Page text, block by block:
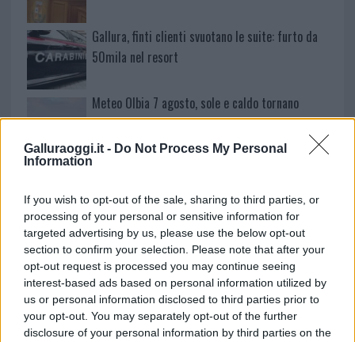
Galluraoggi.it - Do Not Process My Personal
Information
If you wish to opt-out of the sale, sharing to third parties, or
processing of your personal or sensitive information for
targeted advertising by us, please use the below opt-out
section to confirm your selection. Please note that after your
opt-out request is processed you may continue seeing
interest-based ads based on personal information utilized by
us or personal information disclosed to third parties prior to
your opt-out. You may separately opt-out of the further
disclosure of your personal information by third parties on the
Gallura, finti clienti svuotano le suite: furto da
50mila nel resort
Meteo Olbia 7 agosto, sole e caldo tornano
protagonisti
Test tunnel Olbia: rampe chiuse ancora fino a
fine agosto
Aggius conquista la classifica delle mete più
amate dell’estate 2026